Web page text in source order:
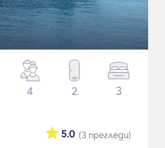
4 2 3
(3 прегледи)
5.0